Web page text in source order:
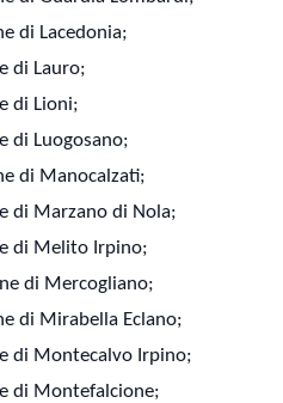
di Lacedonia;
di Lauro;
di Lioni;
di Luogosano;
di Manocalzati;
di Marzano di Nola;
di Melito Irpino;
di Mercogliano;
di Mirabella Eclano;
di Montecalvo Irpino;
di Montefalcione;